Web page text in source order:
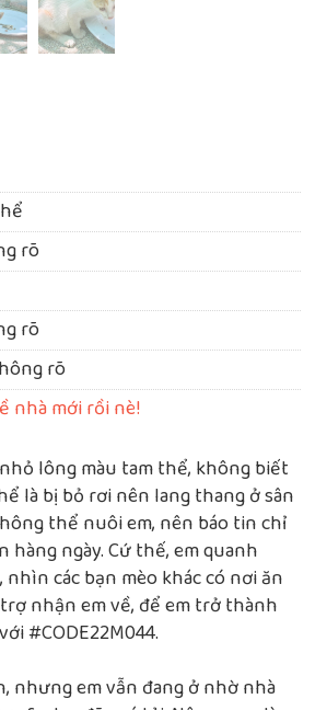
rõ
rõ
rõ
nhà mới rồi nè!
lông màu tam thể, không biết
là bị bỏ rơi nên lang thang ở sân
thể nuôi em, nên báo tin chỉ
hàng ngày. Cứ thế, em quanh
các bạn mèo khác có nơi ăn
nhận em về, để em trở thành
#CODE22M044.
nhưng em vẫn đang ở nhờ nhà